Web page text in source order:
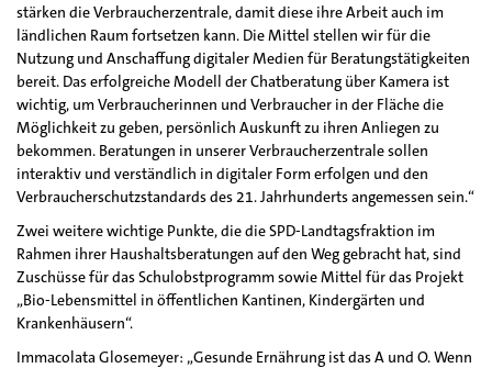
stärken die Verbraucherzentrale, damit diese ihre Arbeit auch im
ländlichen Raum fortsetzen kann. Die Mittel stellen wir für die
Nutzung und Anschaffung digitaler Medien für Beratungstätigkeiten
bereit. Das erfolgreiche Modell der Chatberatung über Kamera ist
wichtig, um Verbraucherinnen und Verbraucher in der Fläche die
Möglichkeit zu geben, persönlich Auskunft zu ihren Anliegen zu
bekommen. Beratungen in unserer Verbraucherzentrale sollen
interaktiv und verständlich in digitaler Form erfolgen und den
Verbraucherschutzstandards des 21. Jahrhunderts angemessen sein.“
Zwei weitere wichtige Punkte, die die SPD-Landtagsfraktion im
Rahmen ihrer Haushaltsberatungen auf den Weg gebracht hat, sind
Zuschüsse für das Schulobstprogramm sowie Mittel für das Projekt
„Bio-Lebensmittel in öffentlichen Kantinen, Kindergärten und
Krankenhäusern“.
Immacolata Glosemeyer: „Gesunde Ernährung ist das A und O. Wenn